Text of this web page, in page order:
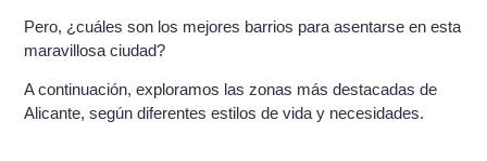
Pero, ¿cuáles son los mejores barrios para asentarse en esta
maravillosa ciudad?
A continuación, exploramos las zonas más destacadas de
Alicante, según diferentes estilos de vida y necesidades.